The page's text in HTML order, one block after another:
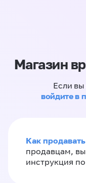
Магазин
Если вы
войдите в
Как
продавцам,
инструкция